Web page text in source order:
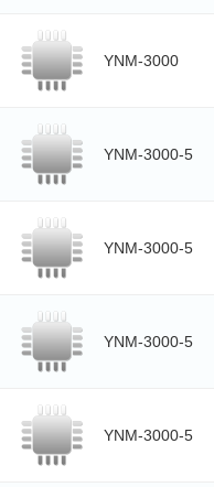
YNM-3000
YNM-3000-5
YNM-3000-5
YNM-3000-5
YNM-3000-5